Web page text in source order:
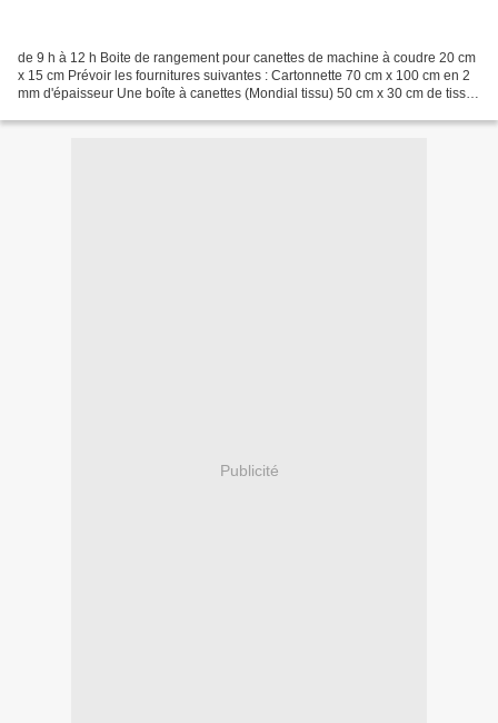
de 9 h à 12 h Boite de rangement pour canettes de machine à coudre 20 cm
x 15 cm Prévoir les fournitures suivantes : Cartonnette 70 cm x 100 cm en 2
mm d'épaisseur Une boîte à canettes (Mondial tissu) 50 cm x 30 cm de tissu
Publicité